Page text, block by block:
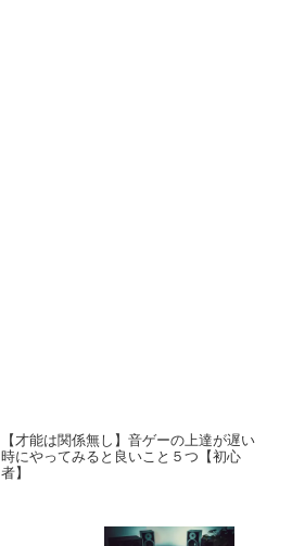
【才能は関係無し】音ゲーの上達が遅い
時にやってみると良いこと５つ【初心
者】